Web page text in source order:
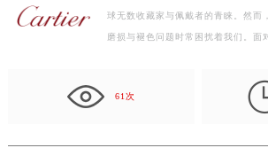
球无数收藏家与佩戴者的青睐。然而
磨损与褪色问题时常困扰着我们。面
61次